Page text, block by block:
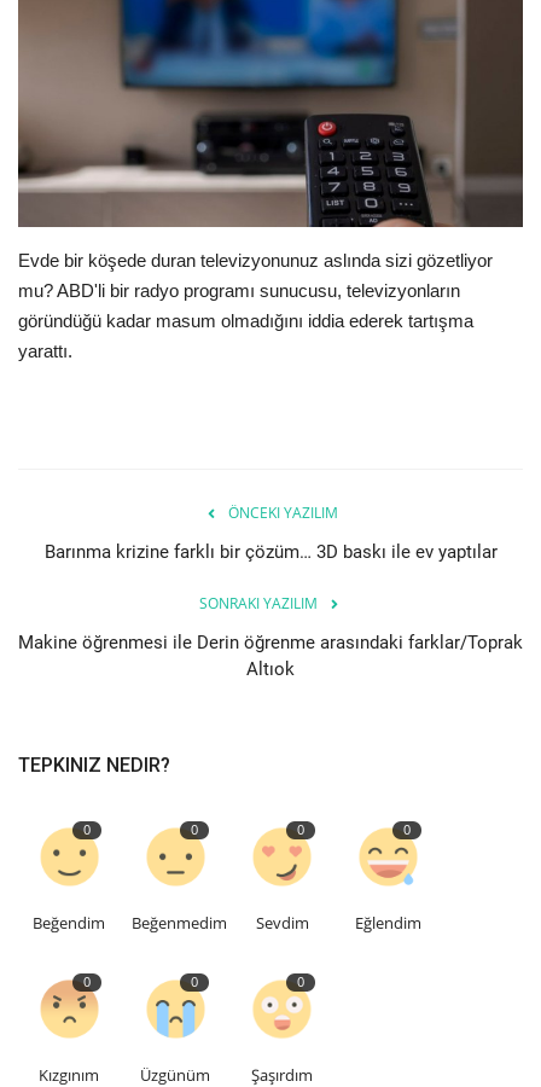
E-Devlet Sistemleri
Tubitak
Teknoloji Kurumu
Teknoloji
Yazılım Dilleri
Veritabanı
Evde bir köşede duran televizyonunuz aslında sizi gözetliyor
mu? ABD'li bir radyo programı sunucusu, televizyonların
göründüğü kadar masum olmadığını iddia ederek tartışma
yarattı.
ÖNCEKI YAZILIM
Barınma krizine farklı bir çözüm… 3D baskı ile ev yaptılar
SONRAKI YAZILIM
Makine öğrenmesi ile Derin öğrenme arasındaki farklar/Toprak
Altıok
TEPKINIZ NEDIR?
0
Beğendim
0
Beğenmedim
0
Sevdim
0
Eğlendim
0
Kızgınım
0
Üzgünüm
0
Şaşırdım